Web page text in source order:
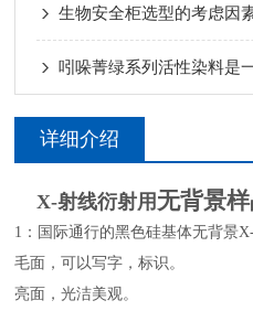
生物安全柜选型的考虑因
详细介绍
X-射线衍射用 无背景
1：国际通行的黑色硅基体无背景
毛面，可以写字，标识。
亮面，光洁美观。